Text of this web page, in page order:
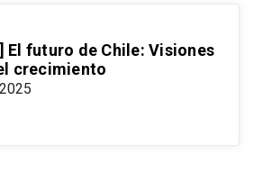
El futuro de Chile: Visiones
crecimiento